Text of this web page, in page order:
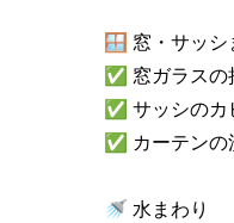
🪟 窓・サッシ
✅ 窓ガラスの
✅ サッシのカ
✅ カーテンの
🚿 水まわり